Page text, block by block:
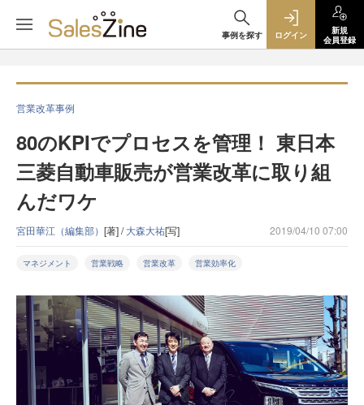
事例を探す ログイン
新規
会員登録
営業改革事例
80のKPIでプロセスを管理！ 東日本
三菱自動車販売が営業改革に取り組
んだワケ
宮田華江（編集部） [著] /大森大祐[写] 2019/04/10 07:00
マネジメント 営業戦略 営業改革 営業効率化